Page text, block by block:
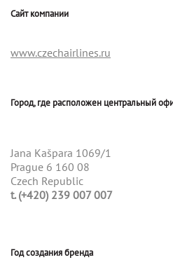
Сайт компании
www.czechairlines.ru
Город, где расположен центральный
Jana Kašpara 1069/1
Prague 6 160 08
Czech Republic
t. (+420) 239 007 007
Год создания бренда